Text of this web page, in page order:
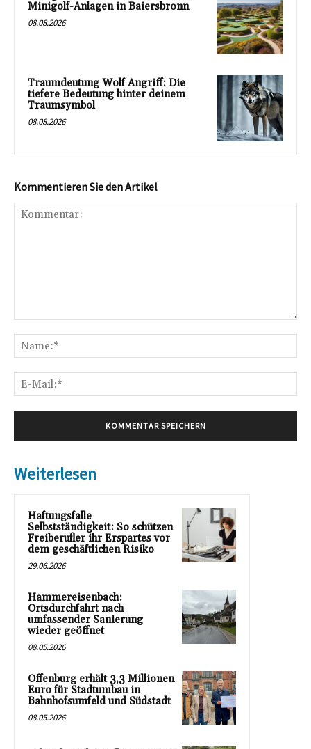
Minigolf-Anlagen in Baiersbronn
08.08.2026
Traumdeutung Wolf Angriff: Die
tiefere Bedeutung hinter deinem
Traumsymbol
08.08.2026
Kommentieren Sie den Artikel
Weiterlesen
Haftungsfalle
Selbstständigkeit: So schützen
Freiberufler ihr Erspartes vor
dem geschäftlichen Risiko
29.06.2026
Hammereisenbach:
Ortsdurchfahrt nach
umfassender Sanierung
wieder geöffnet
08.05.2026
Offenburg erhält 3,3 Millionen
Euro für Stadtumbau in
Bahnhofsumfeld und Südstadt
08.05.2026